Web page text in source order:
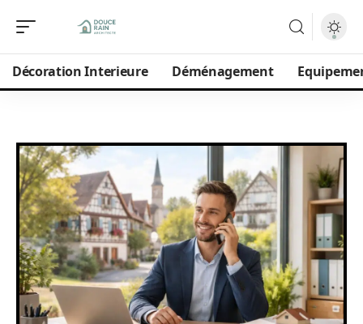
Décoration Interieure Déménagement